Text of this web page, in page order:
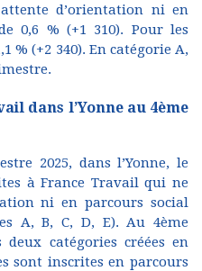
d’orientation ni en
0,6 % (+1 310). Pour les
% (+2 340). En catégorie A,
dans l’Yonne au 4ème
2025, dans l’Yonne, le
à France Travail qui ne
ni en parcours social
A, B, C, D, E). Au 4ème
catégories créées en
sont inscrites en parcours